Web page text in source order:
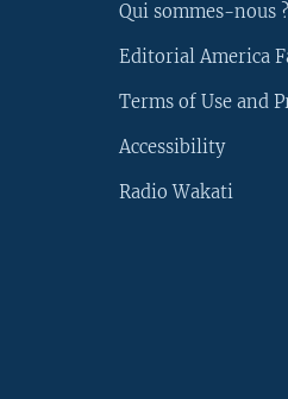
Qui sommes-nous ?
Editorial America
Terms of Use and
Accessibility
Radio Wakati